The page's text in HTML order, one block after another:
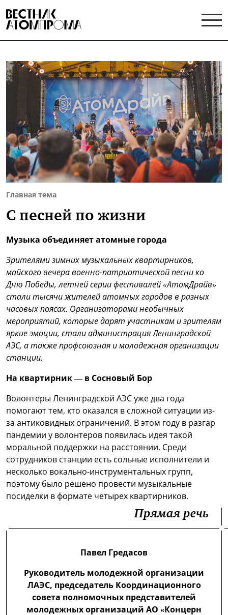
Главная тема
С песней по жизни
Музыка объединяет атомные города
Зрителями зимних музыкальных квартирников,
майского вечера военно-патриотической песни ко
Дню Победы, летней серии фестивалей «АтомДрайв»
стали тысячи жителей атомных городов в разных
часовых поясах. Организаторами необычных
мероприятий, которые дарят участникам и зрителям
яркие эмоции, стали администрация Ленинградской
АЭС, а также профсоюзная и молодежная организации
станции.
На квартирник — в Сосновый Бор
Волонтеры Ленинградской АЭС уже два года
помогают тем, кто оказался в сложной ситуации из-
за антиковидных ограничений. В этом году в разгар
пандемии у волонтеров появилась идея такой
моральной поддержки на расстоянии. Среди
сотрудников станции есть сольные исполнители и
несколько вокально-инструментальных групп,
поэтому было решено провести музыкальные
посиделки в формате четырех квартирников.
Павел Гредасов
Руководитель молодежной организации
ЛАЭС, председатель Координационного
совета полномочных представителей
молодежных организаций АО «Концерн
Прямая речь